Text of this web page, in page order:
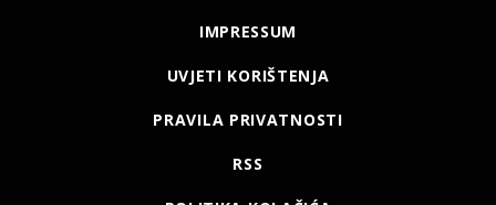
IMPRESSUM
UVJETI KORIŠTENJA
PRAVILA PRIVATNOSTI
RSS